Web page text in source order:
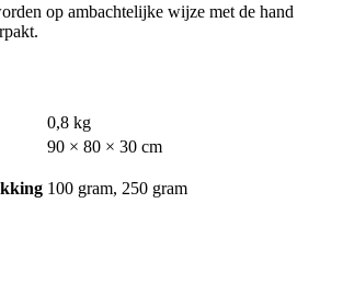
op ambachtelijke wijze met de hand
0,8 kg
90 × 80 × 30 cm
100 gram, 250 gram